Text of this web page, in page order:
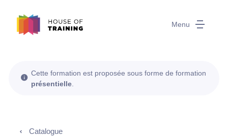
Menu
Cette formation est proposée sous forme de formation
présentielle
Catalogue